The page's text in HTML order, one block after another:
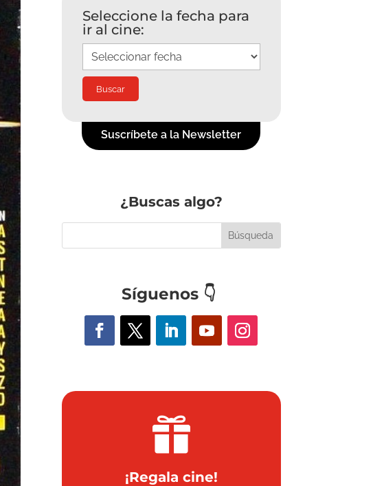
Seleccione la fecha para
ir al cine:
Suscríbete a la Newsletter
¿Buscas algo?
Síguenos 👇

¡Regala cine!